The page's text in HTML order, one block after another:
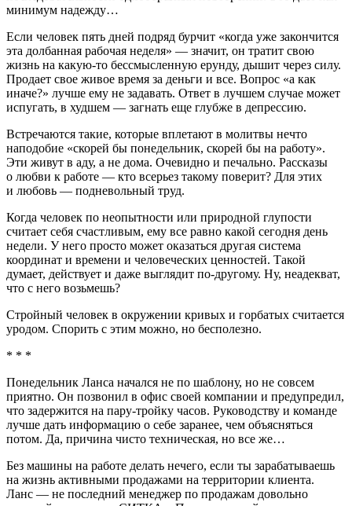
минимум надежду…
Если человек пять дней подряд бурчит «когда уже закончится
эта долбанная рабочая неделя» — значит, он тратит свою
жизнь на какую-то бессмысленную ерунду, дышит через силу.
Продает свое живое время за деньги и все. Вопрос «а как
иначе?» лучше ему не задавать. Ответ в лучшем случае может
испугать, в худшем — загнать еще глубже в депрессию.
Встречаются такие, которые вплетают в молитвы нечто
наподобие «скорей бы понедельник, скорей бы на работу».
Эти живут в аду, а не дома. Очевидно и печально. Рассказы
о любви к работе — кто всерьез такому поверит? Для этих
и любовь — подневольный труд.
Когда человек по неопытности или природной глупости
считает себя счастливым, ему все равно какой сегодня день
недели. У него просто может оказаться другая система
координат и времени и человеческих ценностей. Такой
думает, действует и даже выглядит по-другому. Ну, неадекват,
что с него возьмешь?
Стройный человек в окружении кривых и горбатых считается
уродом. Спорить с этим можно, но бесполезно.
* * *
Понедельник Ланса начался не по шаблону, но не совсем
приятно. Он позвонил в офис своей компании и предупредил,
что задержится на пару-тройку часов. Руководству и команде
лучше дать информацию о себе заранее, чем объясняться
потом. Да, причина чисто техническая, но все же…
Без машины на работе делать нечего, если ты зарабатываешь
на жизнь активными продажами на территории клиента.
Ланс — не последний менеджер по продажам довольно